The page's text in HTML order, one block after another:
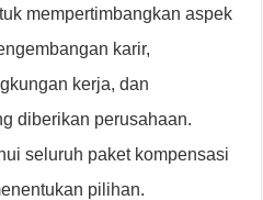
mempertimbangkan aspek
karir,
kerja, dan
diberikan perusahaan.
seluruh paket kompensasi
pilihan.